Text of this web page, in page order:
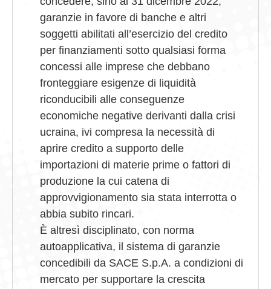
garanzie in favore di banche e altri
soggetti abilitati all’esercizio del credito
per finanziamenti sotto qualsiasi forma
concessi alle imprese che debbano
fronteggiare esigenze di liquidità
riconducibili alle conseguenze
economiche negative derivanti dalla crisi
ucraina, ivi compresa la necessità di
aprire credito a supporto delle
importazioni di materie prime o fattori di
produzione la cui catena di
approvvigionamento sia stata interrotta o
abbia subito rincari.
È altresì disciplinato, con norma
autoapplicativa, il sistema di garanzie
concedibili da SACE S.p.A. a condizioni di
mercato per supportare la crescita